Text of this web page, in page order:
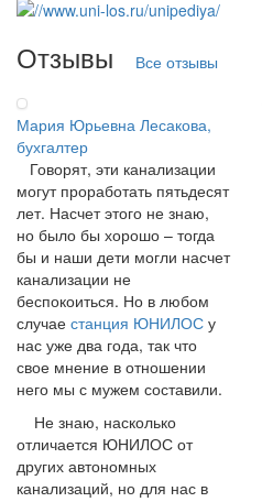
Отзывы Все отзывы
Мария Юрьевна Лесакова,
бухгалтер
Говорят, эти канализации
могут проработать пятьдесят
лет. Насчет этого не знаю,
но было бы хорошо – тогда
бы и наши дети могли насчет
канализации не
беспокоиться. Но в любом
случае станция ЮНИЛОС у
нас уже два года, так что
свое мнение в отношении
него мы с мужем составили.
Не знаю, насколько
отличается ЮНИЛОС от
других автономных
канализаций, но для нас в